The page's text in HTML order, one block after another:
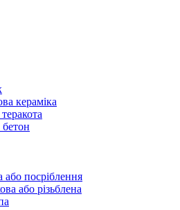
кераміка
або посріблення
або різьблена